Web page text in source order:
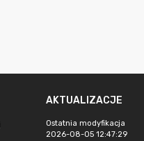
AKTUALIZACJE
Ostatnia modyfikacja
2026-08-05 12:47:29